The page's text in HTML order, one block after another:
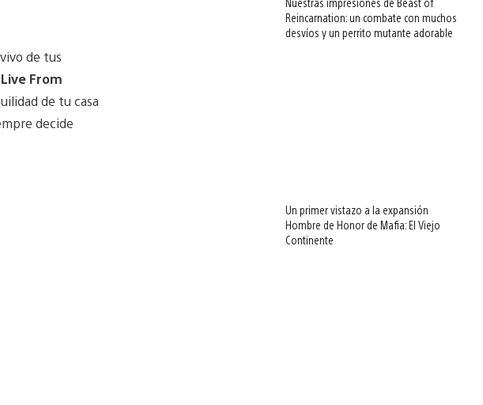
de tus
From
de tu casa
decide
Reincarnation: un combate con muchos
desvíos y un perrito mutante adorable
Un primer vistazo a la expansión
Hombre de Honor de Mafia: El Viejo
Continente